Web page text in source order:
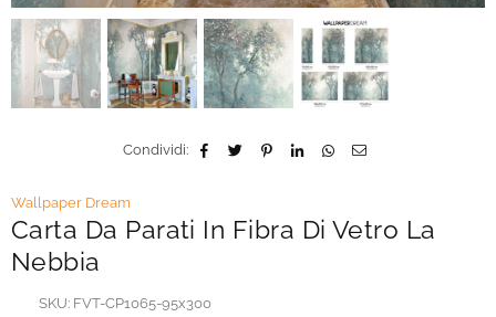
Condividi:
Wallpaper Dream
Carta Da Parati In Fibra Di Vetro La
Nebbia
SKU: FVT-CP1065-95x300